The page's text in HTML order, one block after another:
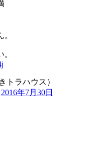
トラハウス）
2016年7月30日